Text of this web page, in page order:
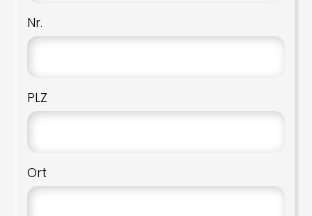
Nr.
PLZ
Ort